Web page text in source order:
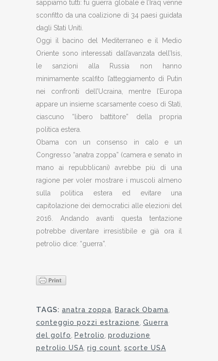
sappiamo tutti: fu guerra globale e l’Iraq venne
sconfitto da una coalizione di 34 paesi guidata
dagli Stati Uniti.
Oggi il bacino del Mediterraneo e il Medio
Oriente sono interessati dall’avanzata dell’Isis,
le sanzioni alla Russia non hanno
minimamente scalfito l’atteggiamento di Putin
nei confronti dell’Ucraina, mentre l’Europa
appare un insieme scarsamente coeso di Stati,
ciascuno “libero battitore” della propria
politica estera.
Obama con un consenso in calo e un
Congresso “anatra zoppa” (camera e senato in
mano ai repubblicani) avrebbe più di una
ragione per voler mostrare i muscoli almeno
sulla politica estera ed evitare una
capitolazione dei democratici alle elezioni del
2016. Andando avanti questa tentazione
potrebbe diventare irresistibile e già ora il
petrolio dice: “guerra”.
TAGS: anatra zoppa Barack Obama
conteggio pozzi estrazione Guerra
del golfo
Petrolio produzione
petrolio USA rig count scorte USA